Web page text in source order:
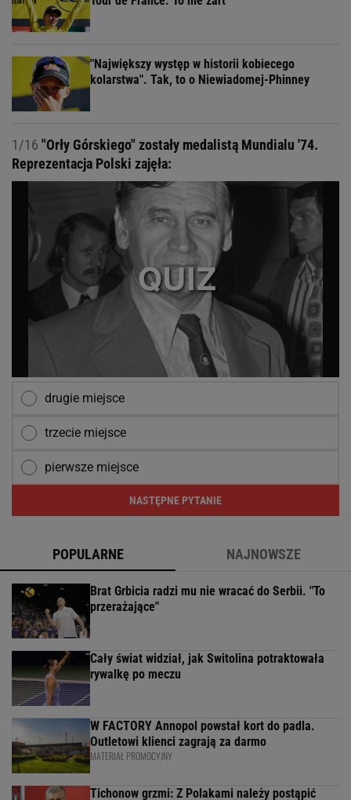
"Największy występ w historii kobiecego
kolarstwa". Tak, to o Niewiadomej-Phinney
1/16 "Orły Górskiego" zostały medalistą Mundialu '74.
Reprezentacja Polski zajęła:
drugie miejsce
trzecie miejsce
pierwsze miejsce
NASTĘPNE PYTANIE
POPULARNE NAJNOWSZE
Brat Grbicia radzi mu nie wracać do Serbii. "To
przerażające"
Cały świat widział, jak Switolina potraktowała
rywalkę po meczu
W FACTORY Annopol powstał kort do padla.
Outletowi klienci zagrają za darmo
MATERIAŁ PROMOCYJNY
Tichonow grzmi: Z Polakami należy postąpić